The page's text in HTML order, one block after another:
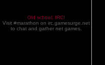
Old school. IRC!
Visit #marathon on irc.gamesurge.net
to chat and gather net games.